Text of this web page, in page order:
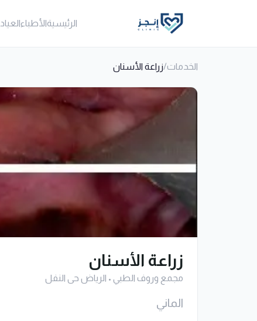
الرئيسيةالأطباء
الخدمات/زراعة الأسنان
زراعة الأسنان
مجمع وروف الطبي• الرياض حى النفل
الماني